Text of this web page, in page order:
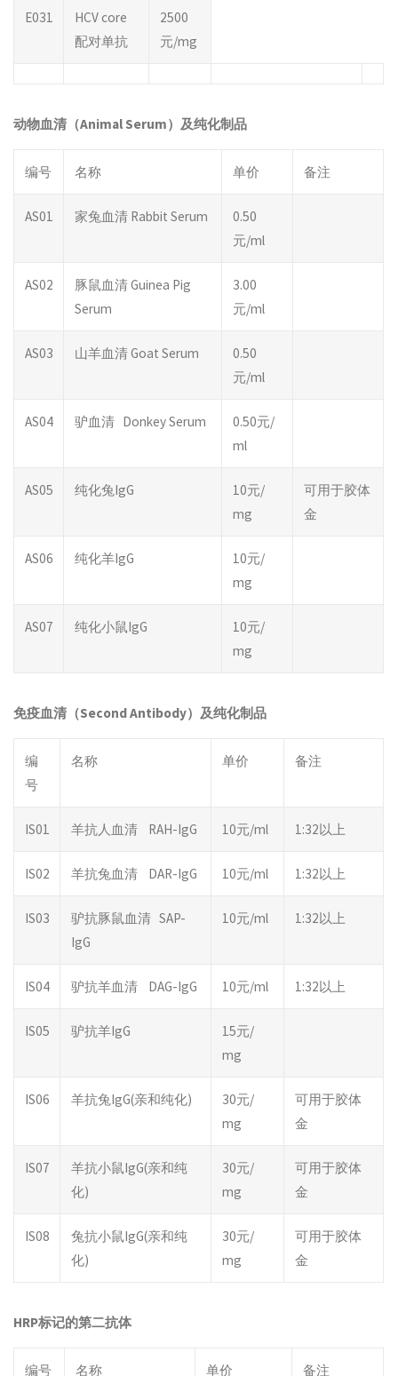
E031
HCV core
配对单抗
2500
元/mg
动物血清（Animal Serum）及纯化制品
编号 名称 单价 备注
AS01 家兔血清 Rabbit Serum
0.50
元/ml
AS02
豚鼠血清 Guinea Pig
Serum
3.00
元/ml
AS03 山羊血清 Goat Serum
0.50
元/ml
AS04 驴血清 Donkey Serum
0.50元/
ml
AS05 纯化兔IgG
10元/
mg
可用于胶体
金
AS06 纯化羊IgG
10元/
mg
AS07 纯化小鼠IgG
10元/
mg
免疫血清（Second Antibody）及纯化制品
编
号
名称 单价 备注
IS01 羊抗人血清 RAH-IgG 10元/ml 1:32以上
IS02 羊抗兔血清 DAR-IgG 10元/ml 1:32以上
IS03
驴抗豚鼠血清 SAP-
IgG
10元/ml 1:32以上
IS04 驴抗羊血清 DAG-IgG 10元/ml 1:32以上
IS05 驴抗羊IgG
15元/
mg
IS06 羊抗兔IgG(亲和纯化)
30元/
mg
可用于胶体
金
IS07
羊抗小鼠IgG(亲和纯
化)
30元/
mg
可用于胶体
金
IS08
兔抗小鼠IgG(亲和纯
化)
30元/
mg
可用于胶体
金
HRP标记的第二抗体
编号 名称 单价 备注